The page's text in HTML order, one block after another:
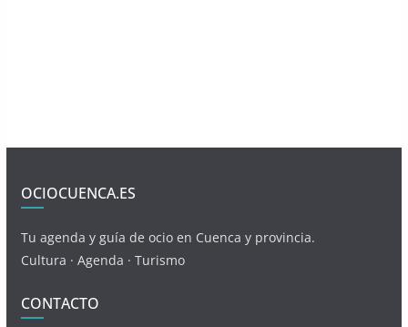
OCIOCUENCA.ES
Tu agenda y guía de ocio en Cuenca y provincia.
Cultura · Agenda · Turismo
CONTACTO